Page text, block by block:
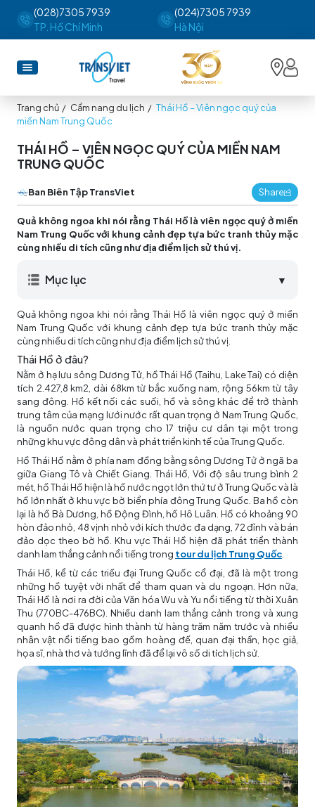
(028)7305 7939
TP. Hồ Chí Minh
(024)7305 7939
Hà Nội
Trang chủ / Cẩm nang du lịch / Thái Hồ – Viên ngọc quý của
miền Nam Trung Quốc
THÁI HỒ – VIÊN NGỌC QUÝ CỦA MIỀN NAM
TRUNG QUỐC
Ban Biên Tập TransViet Share
Quả không ngoa khi nói rằng Thái Hồ là viên ngọc quý ở miền
Nam Trung Quốc với khung cảnh đẹp tựa bức tranh thủy mặc
cùng nhiều di tích cũng như địa điểm lịch sử thú vị.
Mục lục ▼
Quả không ngoa khi nói rằng Thái Hồ là viên ngọc quý ở miền
Nam Trung Quốc với khung cảnh đẹp tựa bức tranh thủy mặc
cùng nhiều di tích cũng như địa điểm lịch sử thú vị.
Thái Hồ ở đâu?
Nằm ở hạ lưu sông Dương Tử, hồ Thái Hồ (Taihu, Lake Tai) có diện
tích 2.427,8 km2, dài 68km từ bắc xuống nam, rộng 56km từ tây
sang đông. Hồ kết nối các suối, hồ và sông khác để trở thành
trung tâm của mạng lưới nước rất quan trọng ở Nam Trung Quốc,
là nguồn nước quan trọng cho 17 triệu cư dân tại một trong
những khu vực đông dân và phát triển kinh tế của Trung Quốc.
Hồ Thái Hồ nằm ở phía nam đồng bằng sông Dương Tử ở ngã ba
giữa Giang Tô và Chiết Giang. Thái Hồ, Với độ sâu trung bình 2
mét, hồ Thái Hồ hiện là hồ nước ngọt lớn thứ tư ở Trung Quốc và là
hồ lớn nhất ở khu vực bờ biển phía đông Trung Quốc. Ba hồ còn
lại là hồ Bà Dương, hồ Động Đình, hồ Hô Luân. Hồ có khoảng 90
hòn đảo nhỏ, 48 vịnh nhỏ với kích thước đa dạng, 72 đỉnh và bán
đảo dọc theo bờ hồ. Khu vực Thái Hồ hiện đã phát triển thành
danh lam thắng cảnh nổi tiếng trong tour du lịch Trung Quốc
Thái Hồ, kể từ các triều đại Trung Quốc cổ đại, đã là một trong
những hồ tuyệt vời nhất để tham quan và du ngoạn. Hơn nữa,
Thái Hồ là nơi ra đời của Văn hóa Wu và Yu nổi tiếng từ thời Xuân
Thu (770BC-476BC). Nhiều danh lam thắng cảnh trong và xung
quanh hồ đã được hình thành từ hàng trăm năm trước và nhiều
nhân vật nổi tiếng bao gồm hoàng đế, quan đại thần, học giả,
họa sĩ, nhà thơ và tướng lĩnh đã để lại vô số di tích lịch sử.